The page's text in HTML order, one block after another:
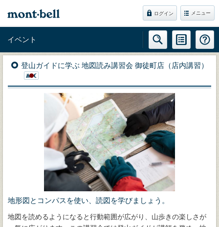
ログイン メニュー
イベント
登山ガイドに学ぶ 地図読み講習会 御徒町店（店内講習）
地形図とコンパスを使い、読図を学びましょう。
地図を読めるようになると行動範囲が広がり、山歩きの楽しさが